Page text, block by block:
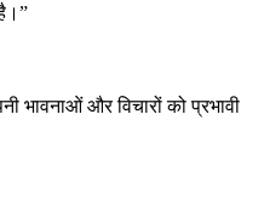
भावनाओं और विचारों को प्रभावी